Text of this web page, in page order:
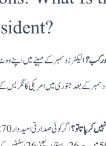
کب؟الیکٹرز دسمبر کے مہینے میں اپنے
دسمبر کے بعد جنوری میں امریکی کانگریس